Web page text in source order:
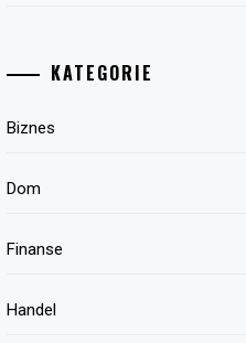
KATEGORIE
Biznes
Dom
Finanse
Handel